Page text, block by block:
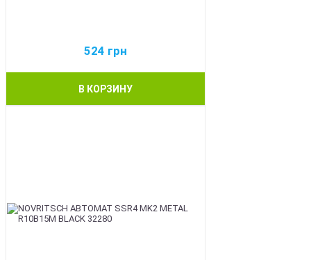
524 грн
В КОРЗИНУ